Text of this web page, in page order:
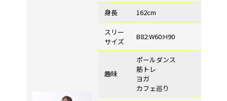
身長 162cm
スリー
サイズ
B82:W60:H90
趣味
ポールダンス
筋トレ
ヨガ
カフェ巡り